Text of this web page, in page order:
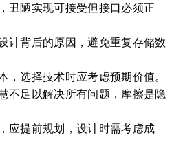
丑陋实现可接受但接口必须正
计背后的原因，避免重复存储数
，选择技术时应考虑预期价值。
不足以解决所有问题，摩擦是隐
应提前规划，设计时需考虑成